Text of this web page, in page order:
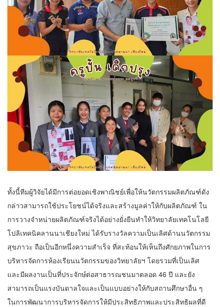
ทั้งนี้ทีมผู้วิจัยได้มีการต่อยอดเชิงพาณิชย์เพื่อให้นวัตกรรมผลิตภัณฑ์ดัง
กล่าวสามารถใช้ประโยชน์ได้จริงและสร้างมูลค่าให้กับผลิตภัณฑ์ ใน
การวางจำหน่ายผลิตภัณฑ์จริงได้อย่างยั่งยืนทำให้วิทยาลัยเทคโนโลยี
โปลิเทคนิคลานนาเชียงใหม่ ได้รับรางวัลความเป็นเลิศด้านนวัตกรรม
สุขภาวะ ถือเป็นอีกหนึ่งความสำเร็จ ที่สะท้อนให้เห็นถึงศักยภาพในการ
บริหารจัดการห้องเรียนนวัตกรรมของวิทยาลัยฯ โดยรวมที่เป็นเลิศ
และมีผลงานเป็นที่ประจักษ์ต่อสาธารณชนมาตลอด 46 ปี และยัง
สามารถเป็นแรงบันดาลใจและเป็นแบบอย่างให้กับสถานศึกษาอื่น ๆ
ในการพัฒนาการบริหารจัดการให้มีประสิทธิภาพและประสิทธิผลที่ดี